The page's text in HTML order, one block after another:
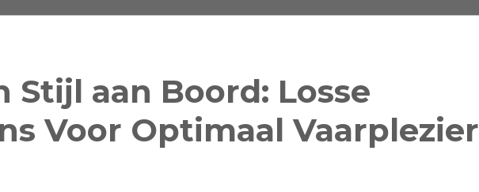
Stijl aan Boord: Losse
Voor Optimaal Vaarplezier